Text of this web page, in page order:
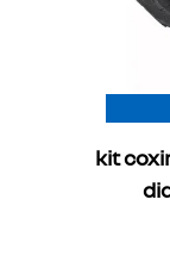
kit